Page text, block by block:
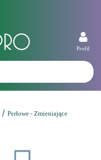
Profil
/ Perłowe - Zmieniające